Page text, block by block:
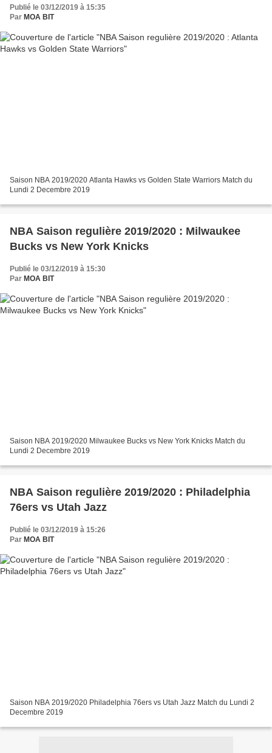
Publié le 03/12/2019 à 15:35
Par MOA BIT
Saison NBA 2019/2020 Atlanta Hawks vs Golden State Warriors Match du
Lundi 2 Decembre 2019
NBA Saison regulière 2019/2020 : Milwaukee
Bucks vs New York Knicks
Publié le 03/12/2019 à 15:30
Par MOA BIT
Saison NBA 2019/2020 Milwaukee Bucks vs New York Knicks Match du
Lundi 2 Decembre 2019
NBA Saison regulière 2019/2020 : Philadelphia
76ers vs Utah Jazz
Publié le 03/12/2019 à 15:26
Par MOA BIT
Saison NBA 2019/2020 Philadelphia 76ers vs Utah Jazz Match du Lundi 2
Decembre 2019